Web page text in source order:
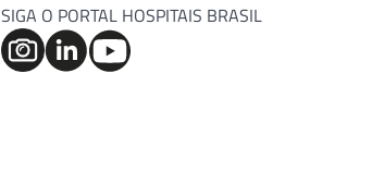
SIGA O PORTAL HOSPITAIS BRASIL